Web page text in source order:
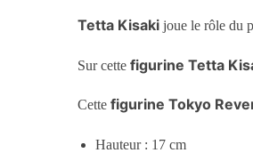
Tetta Kisakijoue le rôle du
Sur cettefigurine Tetta
Cettefigurine Tokyo
Hauteur : 17 cm